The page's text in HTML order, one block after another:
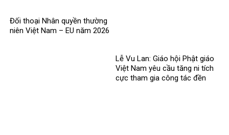
Đối thoại Nhân quyền thường
niên Việt Nam – EU năm 2026
Lễ Vu Lan: Giáo hội Phật giáo
Việt Nam yêu cầu tăng ni tích
cực tham gia công tác đền